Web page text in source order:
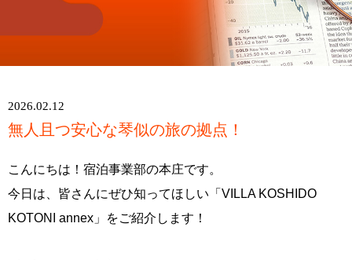
キ
ッ
2026.02.12
無人且つ安心な琴似の旅の拠点！
こんにちは！宿泊事業部の本庄です。
今日は、皆さんにぜひ知ってほしい「VILLA KOSHIDO
KOTONI annex」をご紹介します！